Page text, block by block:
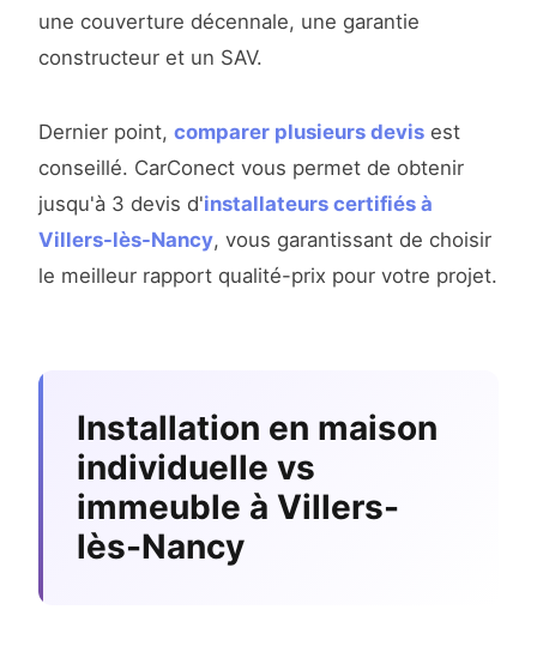
une couverture décennale, une garantie
constructeur et un SAV.
Dernier point, comparer plusieurs devis est
conseillé. CarConect vous permet de obtenir
jusqu'à 3 devis d'installateurs certifiés à
Villers-lès-Nancy, vous garantissant de choisir
le meilleur rapport qualité-prix pour votre projet.
Installation en maison
individuelle vs
immeuble à Villers-
lès-Nancy